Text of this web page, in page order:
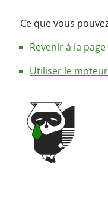
Ce que vous
Revenir à la
Utiliser le